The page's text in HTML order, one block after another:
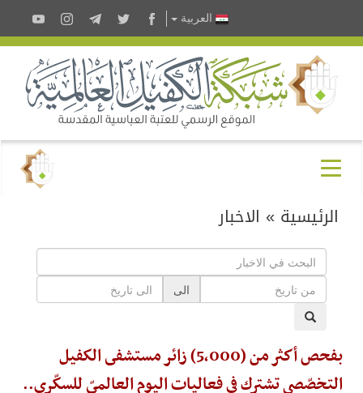
العربية
الرئيسية » الاخبار
الى
بفحص أكثر من (5,000) زائر مستشفى الكفيل
التخصّصي تشترك في فعاليات اليوم العالميّ للسكّري..